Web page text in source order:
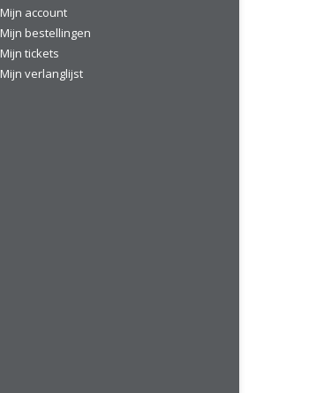
Mijn account
Mijn bestellingen
Mijn tickets
Mijn verlanglijst